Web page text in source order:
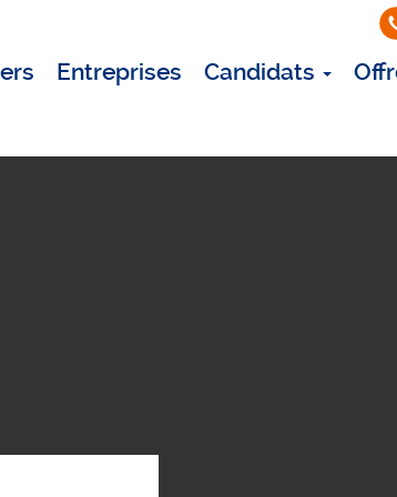
Entreprises Candidats